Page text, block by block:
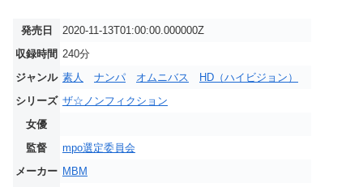
発売日
2020-11-13T01:00:00.000000Z
収録時間 240分
ジャンル 素人 ナンパ オムニバス
HD（ハイビジョン）
シリーズ ザ☆ノンフィクション
女優
監督
mpo選定委員会
メーカー MBM